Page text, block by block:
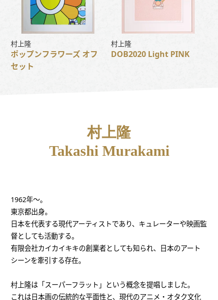
村上隆
ポップンフラワーズ オフ
セット
村上隆
DOB2020 Light PINK
村上隆
Takashi Murakami
1962年～。
東京都出身。
日本を代表する現代アーティストであり、キュレーターや映画監
督としても活動する。
有限会社カイカイキキの創業者としても知られ、日本のアート
シーンを牽引する存在。
村上隆は「スーパーフラット」という概念を提唱しました。
これは日本画の伝統的な平面性と、現代のアニメ・オタク文化